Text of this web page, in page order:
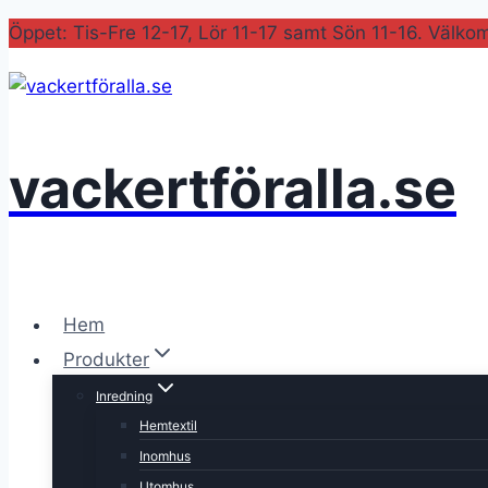
Skip
content
Öppet: Tis-Fre 12-17, Lör 11-17 samt Sön 11-16.
vackertföralla.se
Hem
Produkter
Inredning
Hemtextil
Inomhus